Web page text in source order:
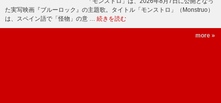
た実写映画『ブルーロック』の主題歌。タイトル「モンストロ」（Monstruo）
は、スペイン語で「怪物」の意 … 続きを読む
more »